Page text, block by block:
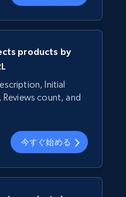
products by
Initial
count, and
今すぐ始める